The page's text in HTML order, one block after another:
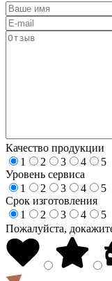
Качество продукции
1
2 3 4
5
Уровень сервиса
1
2 3 4
5
Срок изготовления
1
2 3 4
5
Пожалуйста,